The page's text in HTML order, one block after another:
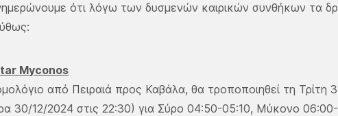
ότι λόγω των δυσμενών καιρικών συνθήκων τα
Myconos
από Πειραιά προς Καβάλα, θα τροποποιηθεί τη Τρίτη
30/12/2024 στις 22:30) για Σύρο 04:50-05:10, Μύκονο